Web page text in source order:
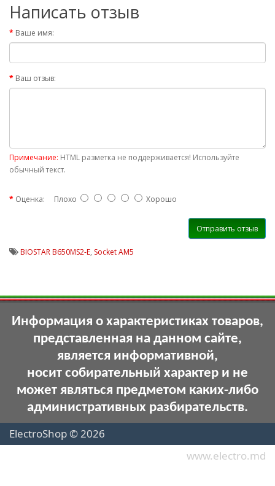
Написать отзыв
Ваше имя:
Ваш отзыв:
Примечание: HTML разметка не поддерживается! Используйте
обычный текст.
Оценка: Плохо Хорошо
Отправить отзыв
BIOSTAR B650MS2-E, Socket AM5
Информация о характеристиках товаров,
представленная на данном сайте,
является информативной,
носит собирательный характер и не
может являться предметом каких-либо
административных разбирательств.
ElectroShop © 2026
www.electro.md